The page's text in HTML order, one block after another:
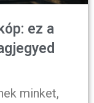
ez a
minket,